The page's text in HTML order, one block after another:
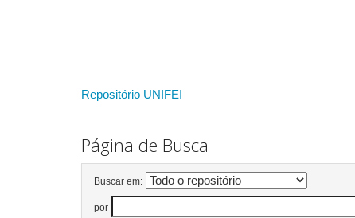
Repositório UNIFEI
Página de Busca
Buscar em:
por